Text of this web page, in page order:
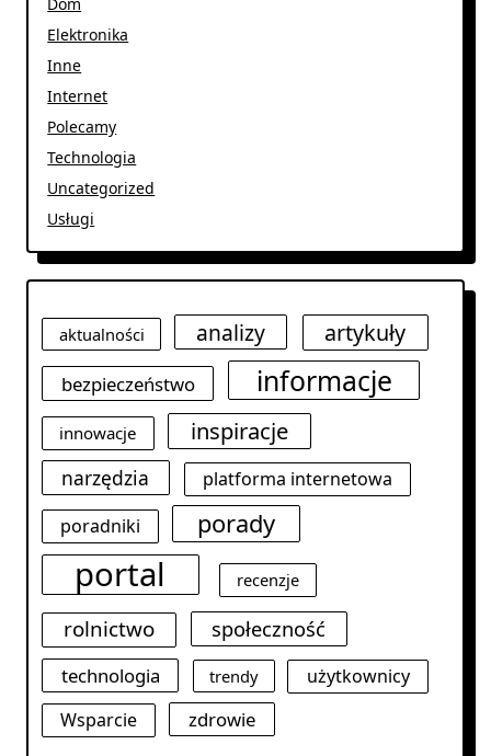
Elektronika
Inne
Internet
Polecamy
Technologia
Uncategorized
Usługi
aktualności analizy artykuły
bezpieczeństwo informacje
innowacje inspiracje
narzędzia
platforma internetowa
poradniki
porady
portal recenzje
rolnictwo społeczność
technologia trendy
użytkownicy
Wsparcie
zdrowie